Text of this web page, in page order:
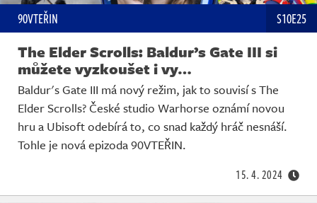
90VTEŘIN S10E25
The Elder Scrolls: Baldur’s Gate III si
můžete vyzkoušet i vy…
Baldur's Gate III má nový režim, jak to souvisí s The
Elder Scrolls? České studio Warhorse oznámí novou
hru a Ubisoft odebírá to, co snad každý hráč nesnáší.
Tohle je nová epizoda 90VTEŘIN.
15. 4. 2024